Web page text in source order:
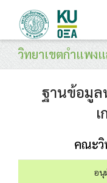
วิทยาเขตกำแพง
ฐานข้อมูล
คณะวิ
อนุ